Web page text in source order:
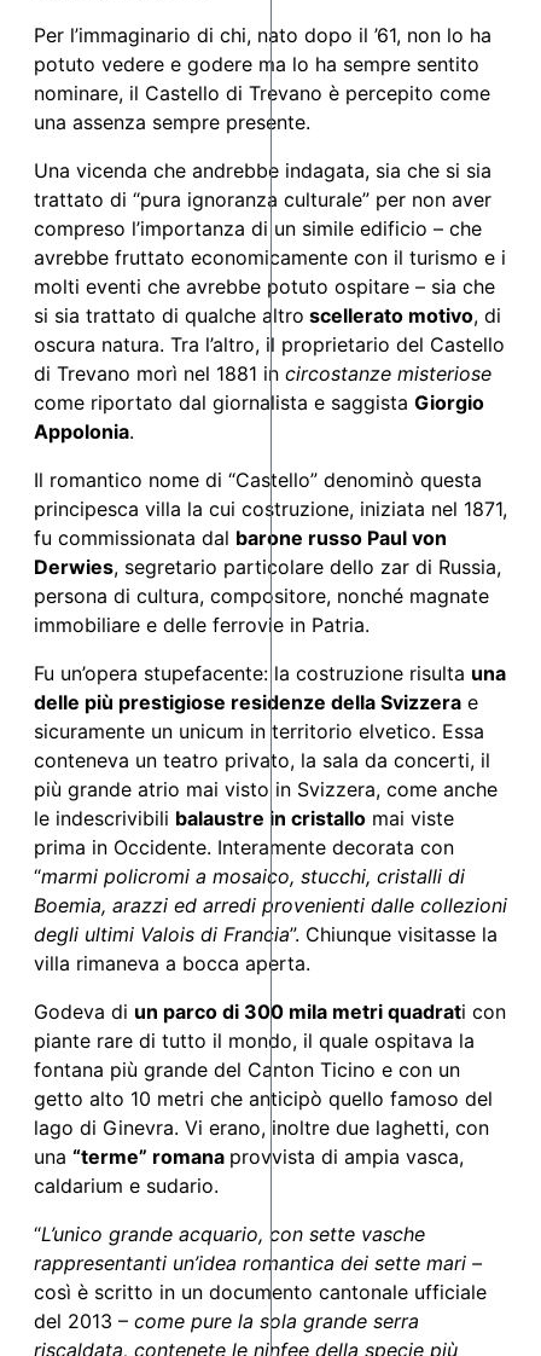
Per l’immaginario di chi, nato dopo il ’61, non lo ha
potuto vedere e godere ma lo ha sempre sentito
nominare, il Castello di Trevano è percepito come
una assenza sempre presente.
Una vicenda che andrebbe indagata, sia che si sia
trattato di “pura ignoranza culturale” per non aver
compreso l’importanza di un simile edificio – che
avrebbe fruttato economicamente con il turismo e i
molti eventi che avrebbe potuto ospitare – sia che
si sia trattato di qualche altro scellerato motivo, di
oscura natura. Tra l’altro, il proprietario del Castello
di Trevano morì nel 1881 in circostanze misteriose
come riportato dal giornalista e saggista Giorgio
Appolonia.
Il romantico nome di “Castello” denominò questa
principesca villa la cui costruzione, iniziata nel 1871,
fu commissionata dal barone russo Paul von
Derwies, segretario particolare dello zar di Russia,
persona di cultura, compositore, nonché magnate
immobiliare e delle ferrovie in Patria.
Fu un’opera stupefacente: la costruzione risulta una
delle più prestigiose residenze della Svizzera e
sicuramente un unicum in territorio elvetico. Essa
conteneva un teatro privato, la sala da concerti, il
più grande atrio mai visto in Svizzera, come anche
le indescrivibili balaustre in cristallo mai viste
prima in Occidente. Interamente decorata con
“marmi policromi a mosaico, stucchi, cristalli di
Boemia, arazzi ed arredi provenienti dalle collezioni
degli ultimi Valois di Francia”. Chiunque visitasse la
villa rimaneva a bocca aperta.
Godeva di un parco di 300 mila metri quadrati con
piante rare di tutto il mondo, il quale ospitava la
fontana più grande del Canton Ticino e con un
getto alto 10 metri che anticipò quello famoso del
lago di Ginevra. Vi erano, inoltre due laghetti, con
una “terme” romana provvista di ampia vasca,
caldarium e sudario.
“L’unico grande acquario, con sette vasche
rappresentanti un’idea romantica dei sette mari –
così è scritto in un documento cantonale ufficiale
del 2013 – come pure la sola grande serra
riscaldata, contenete le ninfee della specie più